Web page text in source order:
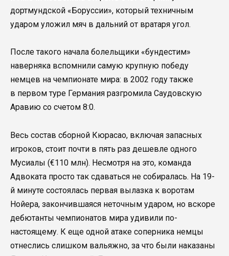
дортмундской «Боруссии», который техничным
ударом уложил мяч в дальний от вратаря угол.
После такого начала болельщики «бундестим»
наверняка вспомнили самую крупную победу
немцев на чемпионате мира: в 2002 году также
в первом туре Германия разгромила Саудовскую
Аравию со счетом 8:0.
Весь состав сборной Кюрасао, включая запасных
игроков, стоит почти в пять раз дешевле одного
Мусиалы (€110 млн). Несмотря на это, команда
Адвоката просто так сдаваться не собиралась. На 19-
й минуте состоялась первая вылазка к воротам
Нойера, закончившаяся неточным ударом, но вскоре
дебютанты чемпионатов мира удивили по-
настоящему. К еще одной атаке соперника немцы
отнеслись слишком вальяжно, за что были наказаны